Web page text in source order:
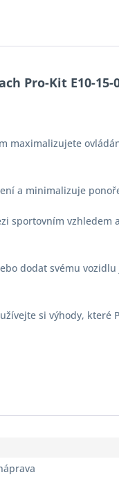
Pro-Kit E10-15-
maximalizujete
a minimalizuje
sportovním vzhledem
dodat svému
si výhody, které